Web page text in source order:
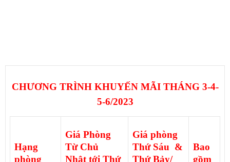
CHƯƠNG TRÌNH KHUYẾN MÃI THÁNG 3-4-
5-6/2023
Hạng
phòng
Giá Phòng
Từ Chủ
Nhật tới Thứ
Giá phòng
Thứ Sáu &
Thứ Bảy/
Bao
gồm